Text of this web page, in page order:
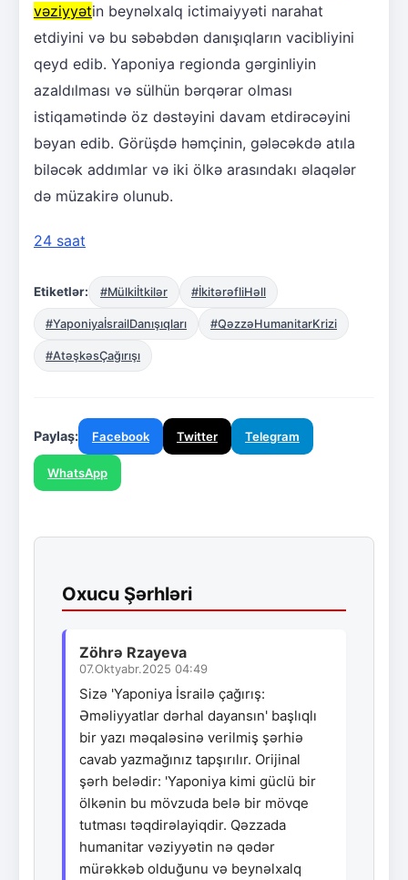
vəziyyətin beynəlxalq ictimaiyyəti narahat
etdiyini və bu səbəbdən danışıqların vacibliyini
qeyd edib. Yaponiya regionda gərginliyin
azaldılması və sülhün bərqərar olması
istiqamətində öz dəstəyini davam etdirəcəyini
bəyan edib. Görüşdə həmçinin, gələcəkdə atıla
biləcək addımlar və iki ölkə arasındakı əlaqələr
də müzakirə olunub.
24 saat
Etiketlər: #Mülkiİtkilər #İkitərəfliHəll
#YaponiyaİsrailDanışıqları #QəzzəHumanitarKrizi
#AtəşkəsÇağırışı
Paylaş: Facebook Twitter Telegram
WhatsApp
Oxucu Şərhləri
Zöhrə Rzayeva
07.Oktyabr.2025 04:49
Sizə 'Yaponiya İsrailə çağırış:
Əməliyyatlar dərhal dayansın' başlıqlı
bir yazı məqaləsinə verilmiş şərhiə
cavab yazmağınız tapşırılır. Orijinal
şərh belədir: 'Yaponiya kimi güclü bir
ölkənin bu mövzuda belə bir mövqe
tutması təqdirəlayiqdir. Qəzzada
humanitar vəziyyətin nə qədər
mürəkkəb olduğunu və beynəlxalq